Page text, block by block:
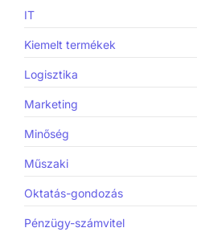
IT
Kiemelt termékek
Logisztika
Marketing
Minőség
Műszaki
Oktatás-gondozás
Pénzügy-számvitel